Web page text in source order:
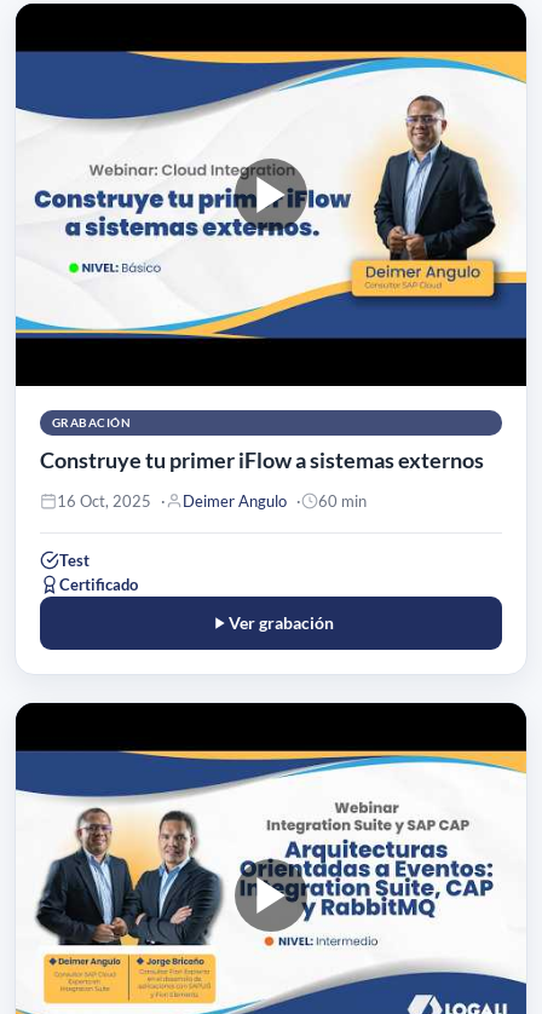
GRABACIÓN
Construye tu primer iFlow a sistemas externos
16 Oct, 2025 Deimer Angulo 60 min
Test
Certificado
Ver grabación